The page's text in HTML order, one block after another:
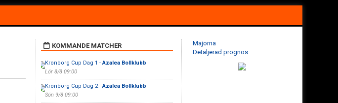
KOMMANDE MATCHER
Kronborg Cup Dag 1 -Azalea Bollklubb
Lör 8/8 09:00
Kronborg Cup Dag 2 -Azalea Bollklubb
Sön 9/8 09:00
Majorna
Detaljerad prognos